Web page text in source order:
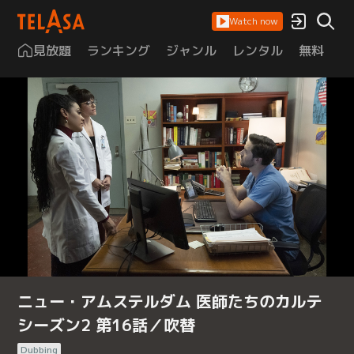
Watch now
見放題 ランキング ジャンル レンタル 無料
ニュー・アムステルダム 医師たちのカルテ
シーズン2 第16話／吹替
Dubbing